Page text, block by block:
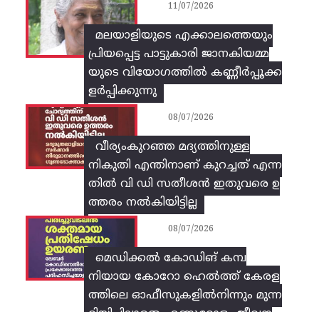
മലയാളിയുടെ എക്കാലത്തെയും
പ്രിയപ്പെട്ട പാട്ടുകാരി ജാനകിയമ്മ
യുടെ വിയോഗത്തിൽ കണ്ണീർപ്പൂക്ക
ളർപ്പിക്കുന്നു
11/07/2026
വീര്യംകുറഞ്ഞ മദ്യത്തിനുള്ള
നികുതി എന്തിനാണ് കുറച്ചത് എന്ന
തിൽ വി ഡി സതീശൻ ഇതുവരെ ഉ
ത്തരം നൽകിയിട്ടില്ല
08/07/2026
മെഡിക്കൽ കോഡിങ് കമ്പ
നിയായ കോറോ ഹെൽത്ത് കേരള
ത്തിലെ ഓഫീസുകളിൽനിന്നും മുന്ന
08/07/2026